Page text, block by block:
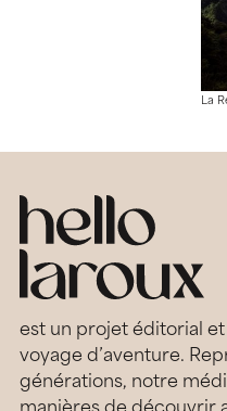
La
est un projet éditorial
voyage d’aventure.
générations, notre